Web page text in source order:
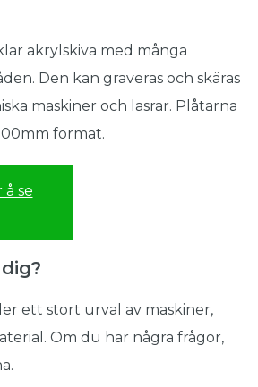
akrylskiva med många
Den kan graveras och skäras
maskiner och lasrar. Plåtarna
format.
se
ett stort urval av maskiner,
Om du har några frågor,